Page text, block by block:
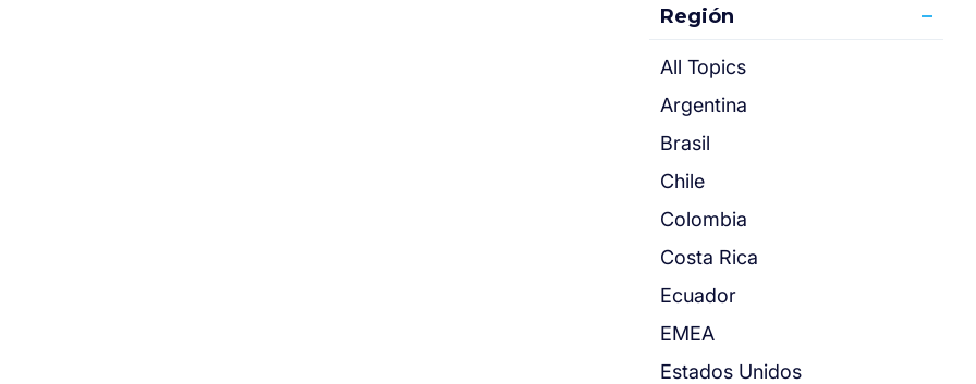
Región
All Topics
Argentina
Brasil
Chile
Colombia
Costa Rica
Ecuador
EMEA
Estados Unidos